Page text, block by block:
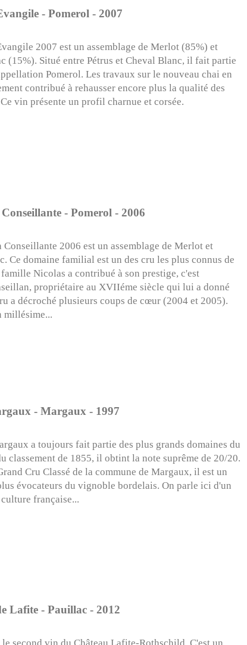
- Pomerol - 2007
2007 est un assemblage de Merlot (85%) et
(15%). Situé entre Pétrus et Cheval Blanc, il fait partie
Pomerol. Les travaux sur le nouveau chai en
contribué à rehausser encore plus la qualité des
vin présente un profil charnue et corsée.
- Pomerol - 2006
Conseillante 2006 est un assemblage de Merlot et
Ce domaine familial est un des cru les plus connus de
Nicolas a contribué à son prestige, c'est
propriétaire au XVIIéme siècle qui lui a donné
a décroché plusieurs coups de cœur (2004 et 2005).
millésime...
- Margaux - 1997
a toujours fait partie des plus grands domaines du
classement de 1855, il obtint la note suprême de 20/20.
Cru Classé de la commune de Margaux, il est un
évocateurs du vignoble bordelais. On parle ici d'un
française...
Lafite - Pauillac - 2012